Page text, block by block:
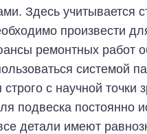
Здесь учитывается
произвести
ремонтных работ
системой
с научной точки
подвеска постоянно
детали имеют